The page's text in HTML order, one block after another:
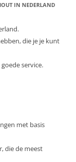
IN NEDERLAND
die je je kunt
service.
met basis
die de meest